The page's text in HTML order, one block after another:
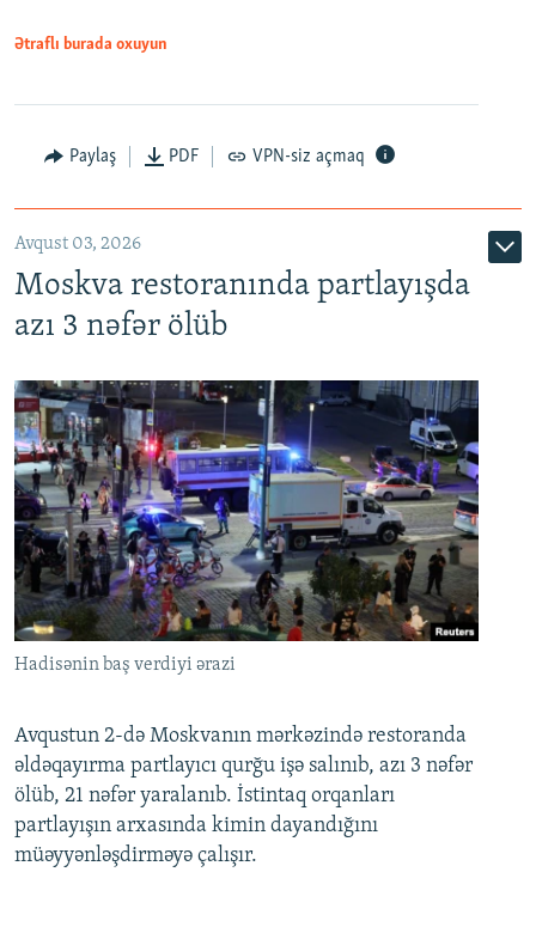
Ətraflı burada oxuyun
Paylaş PDF VPN-siz açmaq
Avqust 03, 2026
Moskva restoranında partlayışda
azı 3 nəfər ölüb
Hadisənin baş verdiyi ərazi
Avqustun 2-də Moskvanın mərkəzində restoranda
əldəqayırma partlayıcı qurğu işə salınıb, azı 3 nəfər
ölüb, 21 nəfər yaralanıb. İstintaq orqanları
partlayışın arxasında kimin dayandığını
müəyyənləşdirməyə çalışır.